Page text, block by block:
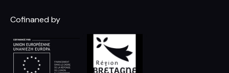
Cofinaned by